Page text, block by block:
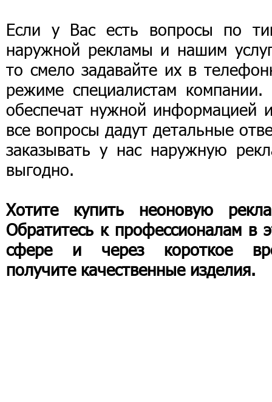
Если у Вас есть вопросы по
наружной рекламы и нашим
то смело задавайте их в
режиме специалистам компании.
обеспечат нужной информацией
все вопросы дадут детальные
заказывать у нас наружную
выгодно.
Хотите купить неоновую
Обратитесь к профессионалам в
сфере и через короткое
получите качественные изделия.